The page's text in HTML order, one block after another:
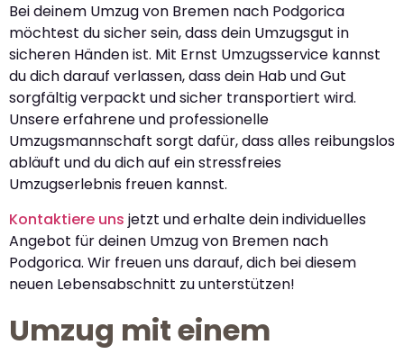
Bei deinem Umzug von Bremen nach Podgorica
möchtest du sicher sein, dass dein Umzugsgut in
sicheren Händen ist. Mit Ernst Umzugsservice kannst
du dich darauf verlassen, dass dein Hab und Gut
sorgfältig verpackt und sicher transportiert wird.
Unsere erfahrene und professionelle
Umzugsmannschaft sorgt dafür, dass alles reibungslos
abläuft und du dich auf ein stressfreies
Umzugserlebnis freuen kannst.
Kontaktiere uns jetzt und erhalte dein individuelles
Angebot für deinen Umzug von Bremen nach
Podgorica. Wir freuen uns darauf, dich bei diesem
neuen Lebensabschnitt zu unterstützen!
Umzug mit einem